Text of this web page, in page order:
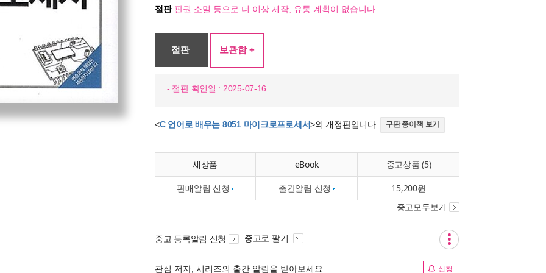
절판판권 소멸 등으로 더 이상 제작, 유통 계획이 없습니다.
절판 보관함 +
- 절판 확인일 : 2025-07-16
<C 언어로 배우는 8051 마이크로프로세서>의 개정판입니다. 구판 종이책 보기
새상품 eBook 중고상품 (5)
판매알림 신청 출간알림 신청 15,200원
중고모두보기
중고 등록알림 신청 중고로 팔기
관심 저자, 시리즈의 출간 알림을 받아보세요 신청